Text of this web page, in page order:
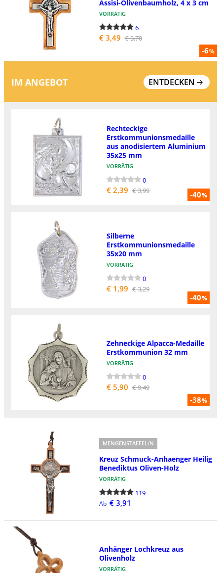
-6%
Assisi-Olivenbaumholz, 4 x 3 cm
VORRÄTIG
6
€ 3,49 € 3,70
IM ANGEBOT ENTDECKEN
-40%
Rechteckige
Erstkommunionsmedaille
aus anodisiertem Aluminium
35x25 mm
VORRÄTIG
0
€ 2,39 € 3,99
-40%
Silberne
Erstkommunionsmedaille
35x20 mm
VORRÄTIG
0
€ 1,99 € 3,29
-38%
Zehneckige Alpacca-Medaille
Erstkommunion 32 mm
VORRÄTIG
0
€ 5,90 € 9,49
MENGENSTAFFEL/N
Kreuz Schmuck-Anhaenger Heilig
Benediktus Oliven-Holz
VORRÄTIG
119
Ab € 3,91
Anhänger Lochkreuz aus
Olivenholz
VORRÄTIG